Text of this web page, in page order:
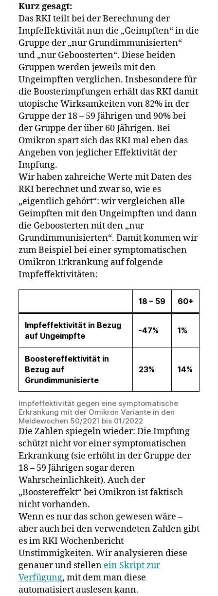
Kurz gesagt:
Das RKI teilt bei der Berechnung der
Impfeffektivität nun die „Geimpften“ in die
Gruppe der „nur Grundimmunisierten“
und „nur Geboosterten“. Diese beiden
Gruppen werden jeweils mit den
Ungeimpften verglichen. Insbesondere für
die Boosterimpfungen erhält das RKI damit
utopische Wirksamkeiten von 82% in der
Gruppe der 18 – 59 Jährigen und 90% bei
der Gruppe der über 60 Jährigen. Bei
Omikron spart sich das RKI mal eben das
Angeben von jeglicher Effektivität der
Impfung.
Wir haben zahreiche Werte mit Daten des
RKI berechnet und zwar so, wie es
„eigentlich gehört“: wir vergleichen alle
Geimpften mit den Ungeimpften und dann
die Geboosterten mit den „nur
Grundimmunisierten“. Damit kommen wir
zum Beispiel bei einer symptomatischen
Omikron Erkrankung auf folgende
Impfeffektivitäten:
18 – 59 60+
Impfeffektivität in Bezug
auf Ungeimpfte
-47% 1%
Boostereffektivität in
Bezug auf
Grundimmunisierte
23% 14%
Impfeffektivität gegen eine symptomatische
Erkrankung mit der Omikron Variante in den
Meldewochen 50/2021 bis 01/2022
Die Zahlen spiegeln wieder: Die Impfung
schützt nicht vor einer symptomatischen
Erkrankung (sie erhöht in der Gruppe der
18 – 59 Jährigen sogar deren
Wahrscheinlichkeit). Auch der
„Boostereffekt“ bei Omikron ist faktisch
nicht vorhanden.
Wenn es nur das schon gewesen wäre –
aber auch bei den verwendeten Zahlen gibt
es im RKI Wochenbericht
Unstimmigkeiten. Wir analysieren diese
genauer und stellen ein Skript zur
Verfügung, mit dem man diese
automatisiert auslesen kann.